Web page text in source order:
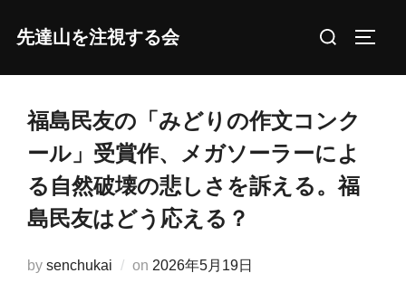
先達山を注視する会
検
対
福島民友の「みどりの作文コンク
ール」受賞作、メガソーラーによ
る自然破壊の悲しさを訴える。福
島民友はどう応える？
by senchukai on 投
2026年5月19日